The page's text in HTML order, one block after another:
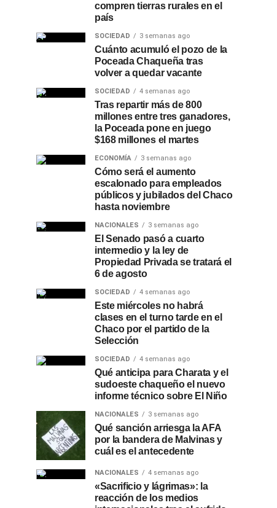
compren tierras rurales en el
país
SOCIEDAD 3 semanas ago
Cuánto acumuló el pozo de la
Poceada Chaqueña tras
volver a quedar vacante
SOCIEDAD 4 semanas ago
Tras repartir más de 800
millones entre tres ganadores,
la Poceada pone en juego
$168 millones el martes
ECONOMÍA 3 semanas ago
Cómo será el aumento
escalonado para empleados
públicos y jubilados del Chaco
hasta noviembre
NACIONALES 3 semanas ago
El Senado pasó a cuarto
intermedio y la ley de
Propiedad Privada se tratará el
6 de agosto
SOCIEDAD 4 semanas ago
Este miércoles no habrá
clases en el turno tarde en el
Chaco por el partido de la
Selección
SOCIEDAD 4 semanas ago
Qué anticipa para Charata y el
sudoeste chaqueño el nuevo
informe técnico sobre El Niño
NACIONALES 3 semanas ago
Qué sanción arriesga la AFA
por la bandera de Malvinas y
cuál es el antecedente
NACIONALES 4 semanas ago
«Sacrificio y lágrimas»: la
reacción de los medios